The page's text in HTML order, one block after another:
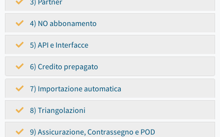
4) NO abbonamento
5) API e Interfacce
6) Credito prepagato
7) Importazione automatica
8) Triangolazioni
9) Assicurazione, Contrassegno e POD